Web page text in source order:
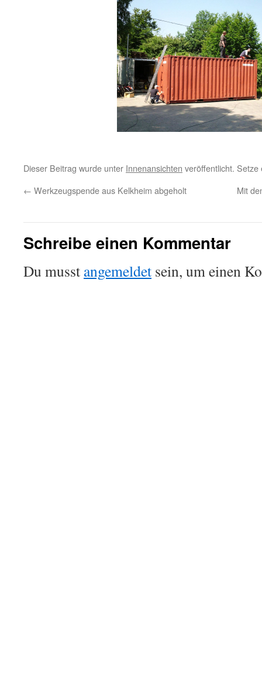
Dieser Beitrag wurde unter Innenansichten veröffentlicht.
← Werkzeugspende aus Kelkheim abgeholt Mit
Schreibe einen Kommentar
Du musst angemeldet sein, um einen